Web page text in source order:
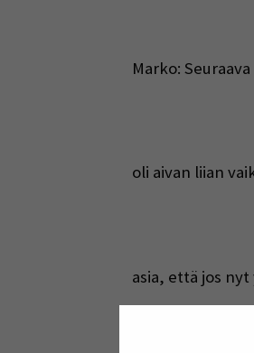
Marko:
oli aivan liian
asia, että jos